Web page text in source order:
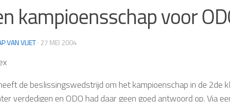
kampioensschap voor
VAN VLIET· 27 MEI 2004
de beslissingswedstrijd om het kampioenschap in de
verdedigen en ODO had daar geen goed antwoord op. Via